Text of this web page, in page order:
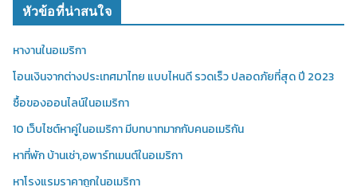
หัวข้อที่น่าสนใจ
หางานในอเมริกา
โอนเงินจากต่างประเทศมาไทย แบบไหนดี รวดเร็ว ปลอดภัยที่สุด ปี 2023
ซื้อของออนไลน์ในอเมริกา
10 เว็บไซต์หาคู่ในอเมริกา มีบทบาทมากกับคนอเมริกัน
หาที่พัก บ้านเช่า,อพาร์ทเมนต์ในอเมริกา
หาโรงแรมราคาถูกในอเมริกา